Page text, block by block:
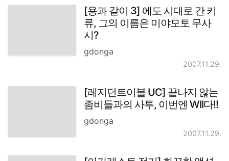
[용과 같이 3] 에도 시대로 간 키
류, 그의 이름은 미야모토 무사
시?
gdonga
2007.11.29.
[레지던트이블 UC] 끝나지 않는
좀비들과의 사투, 이번엔 WII다!!
gdonga
2007.11.29.